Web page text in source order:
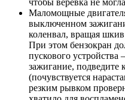
Маломощные
выключенном
коленвал, вращая
При этом бензокран
пускового устройства
зажигание,
(почувствуется
резким рывком